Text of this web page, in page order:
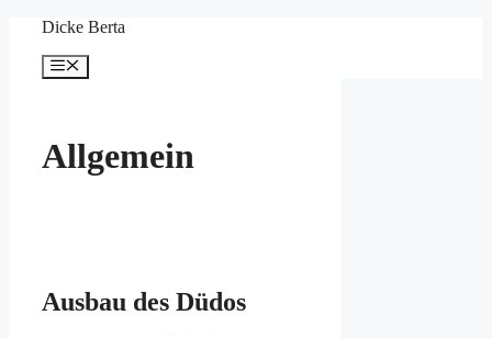
springen
Dicke Berta
Menü
Allgemein
Ausbau des Düdos